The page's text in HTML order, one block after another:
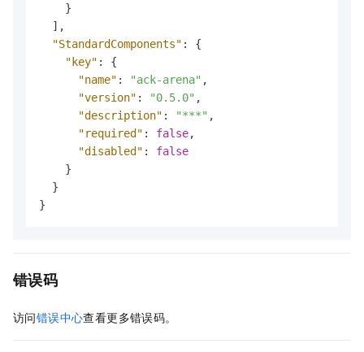
}
] ,
"StandardComponents" :
{
"key" :
{
"name" : "ack-arena" ,
"version" : "0.5.0" ,
"description" : "***" ,
"required" : false,
"disabled" :
false
}
}
}
错误码
访问错误中心查看更多错误码。